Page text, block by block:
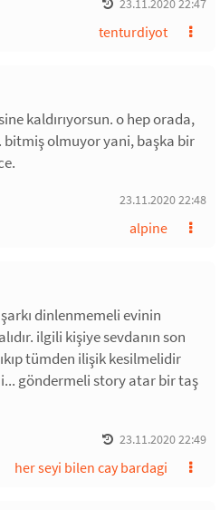
23.11.2020 22:47
tenturdiyot
kaldırıyorsun. o hep orada,
bitmiş olmuyor yani, başka bir
23.11.2020 22:48
alpine
dinlenmemeli evinin
ilgili kişiye sevdanın son
tümden ilişik kesilmelidir
göndermeli story atar bir taş
23.11.2020 22:49
her seyi bilen cay bardagi